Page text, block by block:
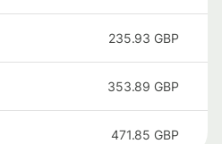
235.93 GBP
353.89 GBP
471.85 GBP